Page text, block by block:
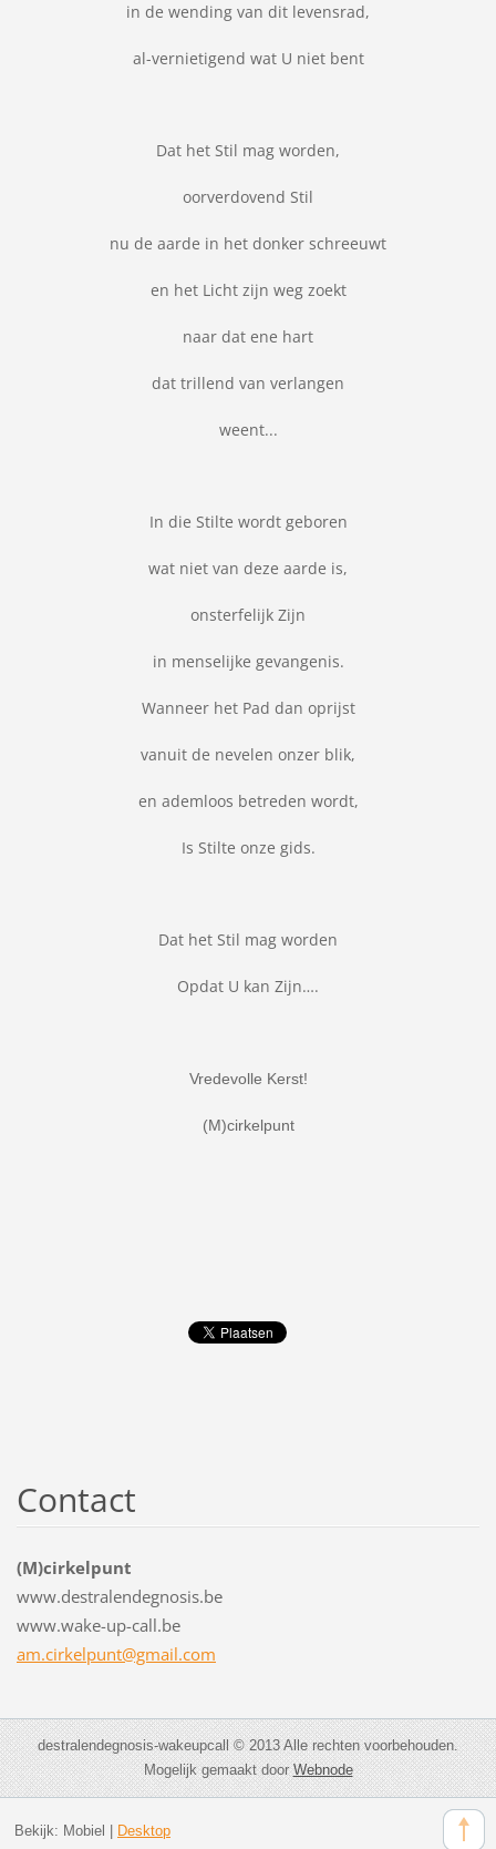
in de wending van dit levensrad,
al-vernietigend wat U niet bent
Dat het Stil mag worden,
oorverdovend Stil
nu de aarde in het donker schreeuwt
en het Licht zijn weg zoekt
naar dat ene hart
dat trillend van verlangen
weent...
In die Stilte wordt geboren
wat niet van deze aarde is,
onsterfelijk Zijn
in menselijke gevangenis.
Wanneer het Pad dan oprijst
vanuit de nevelen onzer blik,
en ademloos betreden wordt,
Is Stilte onze gids.
Dat het Stil mag worden
Opdat U kan Zijn….
Vredevolle Kerst!
(M)cirkelpunt
Contact
(M)cirkelpunt
www.destralendegnosis.be
www.wake-up-call.be
am.cirkelpunt@gmail.com
destralendegnosis-wakeupcall © 2013 Alle rechten voorbehouden.
Mogelijk gemaakt doorWebnode
Bekijk: Mobiel Desktop